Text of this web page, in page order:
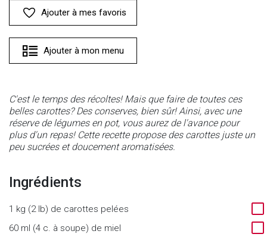
Ajouter à mes favoris
Ajouter à mon menu
C'est le temps des récoltes! Mais que faire de toutes ces
belles carottes? Des conserves, bien sûr! Ainsi, avec une
réserve de légumes en pot, vous aurez de l'avance pour
plus d'un repas! Cette recette propose des carottes juste un
peu sucrées et doucement aromatisées.
Ingrédients
1 kg (2 lb) de carottes pelées
60 ml (4 c. à soupe) de miel